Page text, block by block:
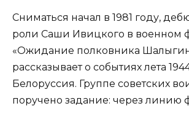
Сниматься начал в 1981 году,
роли Саши Ивицкого в военном
«Ожидание полковника
рассказывает о событиях лета
Белоруссия. Группе советских
поручено задание: через линию